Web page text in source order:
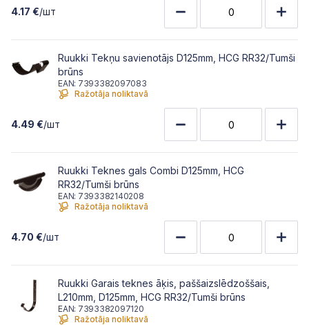
4.17 €/шт
Ruukki Tekņu savienotājs D125mm, HCG RR32/Tumši
brūns
EAN: 7393382097083
Ražotāja noliktavā
4.49 €/шт
Ruukki Teknes gals Combi D125mm, HCG
RR32/Tumši brūns
EAN: 7393382140208
Ražotāja noliktavā
4.70 €/шт
Ruukki Garais teknes āķis, paššaizslēdzoššais,
L210mm, D125mm, HCG RR32/Tumši brūns
EAN: 7393382097120
Ražotāja noliktavā